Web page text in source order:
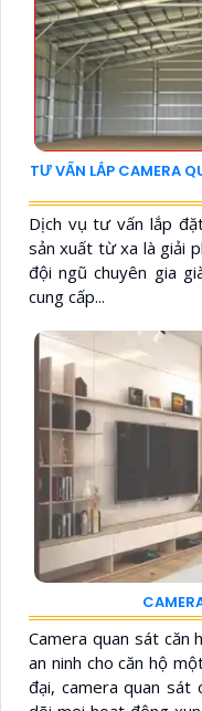
TƯ VẤN LẮP CAMERA
Dịch vụ tư vấn lắp
sản xuất từ xa là giải
đội ngũ chuyên gia
cung cấp...
Camera quan sát căn
an ninh cho căn hộ
đại, camera quan sát